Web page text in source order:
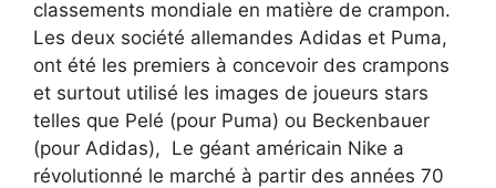
classements mondiale en matière de crampon.
Les deux société allemandes Adidas et Puma,
ont été les premiers à concevoir des crampons
et surtout utilisé les images de joueurs stars
telles que Pelé (pour Puma) ou Beckenbauer
(pour Adidas), Le géant américain Nike a
révolutionné le marché à partir des années 70